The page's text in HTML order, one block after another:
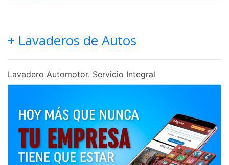
+ Lavaderos de Autos
Lavadero Automotor. Servicio Integral